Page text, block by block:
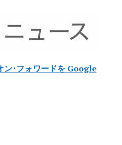
ン･フォワードを Google